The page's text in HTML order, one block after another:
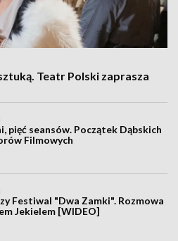
Teatr Polski zaprasza
pięć seansów. Początek Dąbskich
Filmowych
Festiwal "Dwa Zamki". Rozmowa
Jekielem [WIDEO]